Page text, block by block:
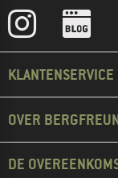
KLANTENSERVICE
OVER
DE